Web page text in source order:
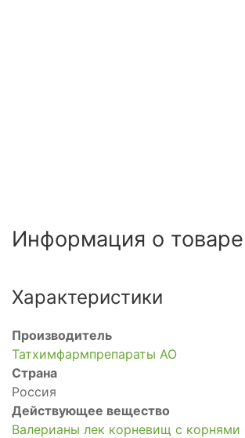
Информация о товаре
Характеристики
Производитель
Татхимфармпрепараты АО
Страна
Россия
Действующее вещество
Валерианы лек корневищ с корнями